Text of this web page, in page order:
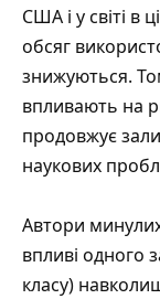
США і у світі в
обсяг
знижуються.
впливають на
продовжує
наукових
Автори
впливі одного
класу)